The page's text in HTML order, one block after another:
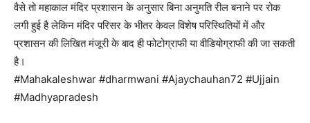
वैसे तो महाकाल मंदिर प्रशासन के अनुसार बिना अनुमति रील बनाने पर रोक
लगी हुई है लेकिन मंदिर परिसर के भीतर केवल विशेष परिस्थितियों में और
प्रशासन की लिखित मंजूरी के बाद ही फोटोग्राफी या वीडियोग्राफी की जा सकती
है।
#Mahakaleshwar #dharmwani #Ajaychauhan72 #Ujjain
#Madhyapradesh